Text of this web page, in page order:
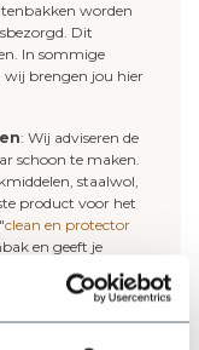
worden
Dit
In sommige
wij brengen jou hier
: Wij adviseren de
schoon te maken.
staalwol,
product voor het
clean en protector
en geeft je